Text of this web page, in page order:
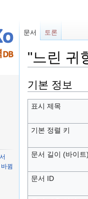
"느린 귀
둘
러
보
로
기
검
색
하
가
기본 정보
표시 제목
기본 정렬 키
문서 길이 (바이트)
문서 ID
문서 토론
뀜